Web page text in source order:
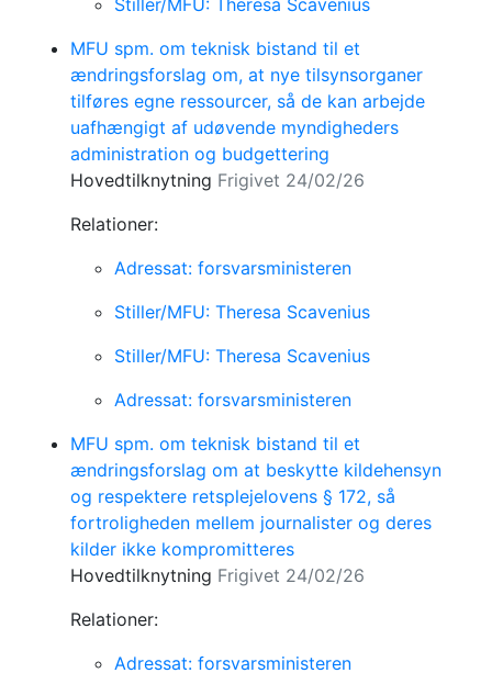
Stiller/MFU: Theresa Scavenius
MFU spm. om teknisk bistand til et
ændringsforslag om, at nye tilsynsorganer
tilføres egne ressourcer, så de kan arbejde
uafhængigt af udøvende myndigheders
administration og budgettering
Hovedtilknytning Frigivet 24/02/26
Relationer:
Adressat: forsvarsministeren
Stiller/MFU: Theresa Scavenius
Stiller/MFU: Theresa Scavenius
Adressat: forsvarsministeren
MFU spm. om teknisk bistand til et
ændringsforslag om at beskytte kildehensyn
og respektere retsplejelovens § 172, så
fortroligheden mellem journalister og deres
kilder ikke kompromitteres
Hovedtilknytning Frigivet 24/02/26
Relationer:
Adressat: forsvarsministeren